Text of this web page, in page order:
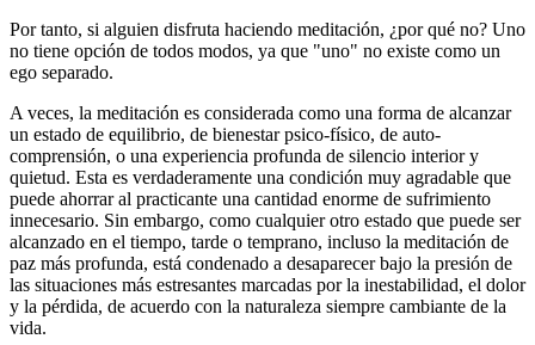
Por tanto, si alguien disfruta haciendo meditación, ¿por qué no? Uno
no tiene opción de todos modos, ya que "uno" no existe como un
ego separado.
A veces, la meditación es considerada como una forma de alcanzar
un estado de equilibrio, de bienestar psico-físico, de auto-
comprensión, o una experiencia profunda de silencio interior y
quietud. Esta es verdaderamente una condición muy agradable que
puede ahorrar al practicante una cantidad enorme de sufrimiento
innecesario. Sin embargo, como cualquier otro estado que puede ser
alcanzado en el tiempo, tarde o temprano, incluso la meditación de
paz más profunda, está condenado a desaparecer bajo la presión de
las situaciones más estresantes marcadas por la inestabilidad, el dolor
y la pérdida, de acuerdo con la naturaleza siempre cambiante de la
vida.